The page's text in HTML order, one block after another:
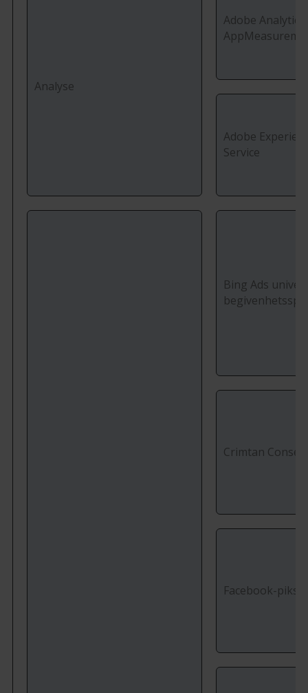
Analyse
Adobe Analytics
Adobe
Service
Bing Ads
Crimtan
Facebook-piksel